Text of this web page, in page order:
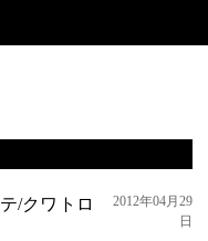
/クワトロ
2012年04月29
日